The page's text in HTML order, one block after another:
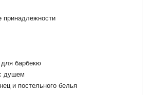
принадлежности
барбекю
душем
и постельного белья